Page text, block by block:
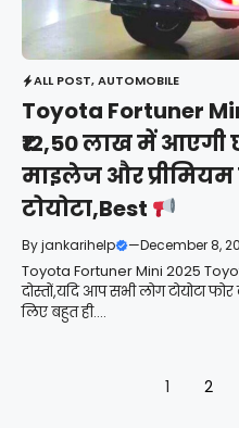
ALL POST,AUTOMOBILE
Toyota Fortuner
₹12,50 लाख में आएगी
माइलेज और
टोयोटा,Best
Byjankarihelp —December 8,
Toyota Fortuner Mini 2025
दोस्तों,यदि आप सभी लोग टोयोटा
लिए बहुत ही....
1 2